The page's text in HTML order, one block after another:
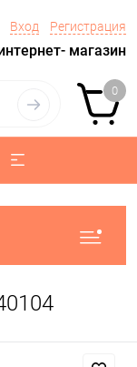
Вход Регистрация
магазин
0